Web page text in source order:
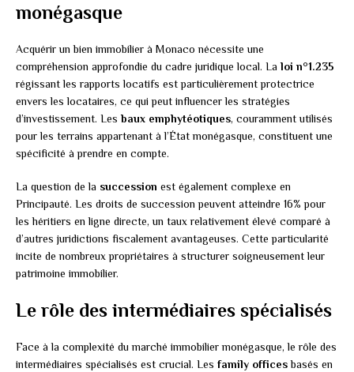
monégasque
Acquérir un bien immobilier à Monaco nécessite une
compréhension approfondie du cadre juridique local. La loi n°1.235
régissant les rapports locatifs est particulièrement protectrice
envers les locataires, ce qui peut influencer les stratégies
d’investissement. Lesbaux emphytéotiques, couramment utilisés
pour les terrains appartenant à l’État monégasque, constituent une
spécificité à prendre en compte.
La question de la succession est également complexe en
Principauté. Les droits de succession peuvent atteindre 16% pour
les héritiers en ligne directe, un taux relativement élevé comparé à
d’autres juridictions fiscalement avantageuses. Cette particularité
incite de nombreux propriétaires à structurer soigneusement leur
patrimoine immobilier.
Le rôle des intermédiaires spécialisés
Face à la complexité du marché immobilier monégasque, le rôle des
intermédiaires spécialisés est crucial. Les family officesbasés en